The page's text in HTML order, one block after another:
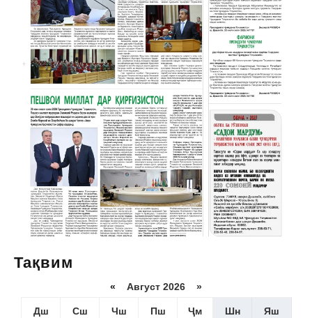
Тақвим
« Август 2026 »
Дш Сш Чш Пш Ҷм Шн Яш